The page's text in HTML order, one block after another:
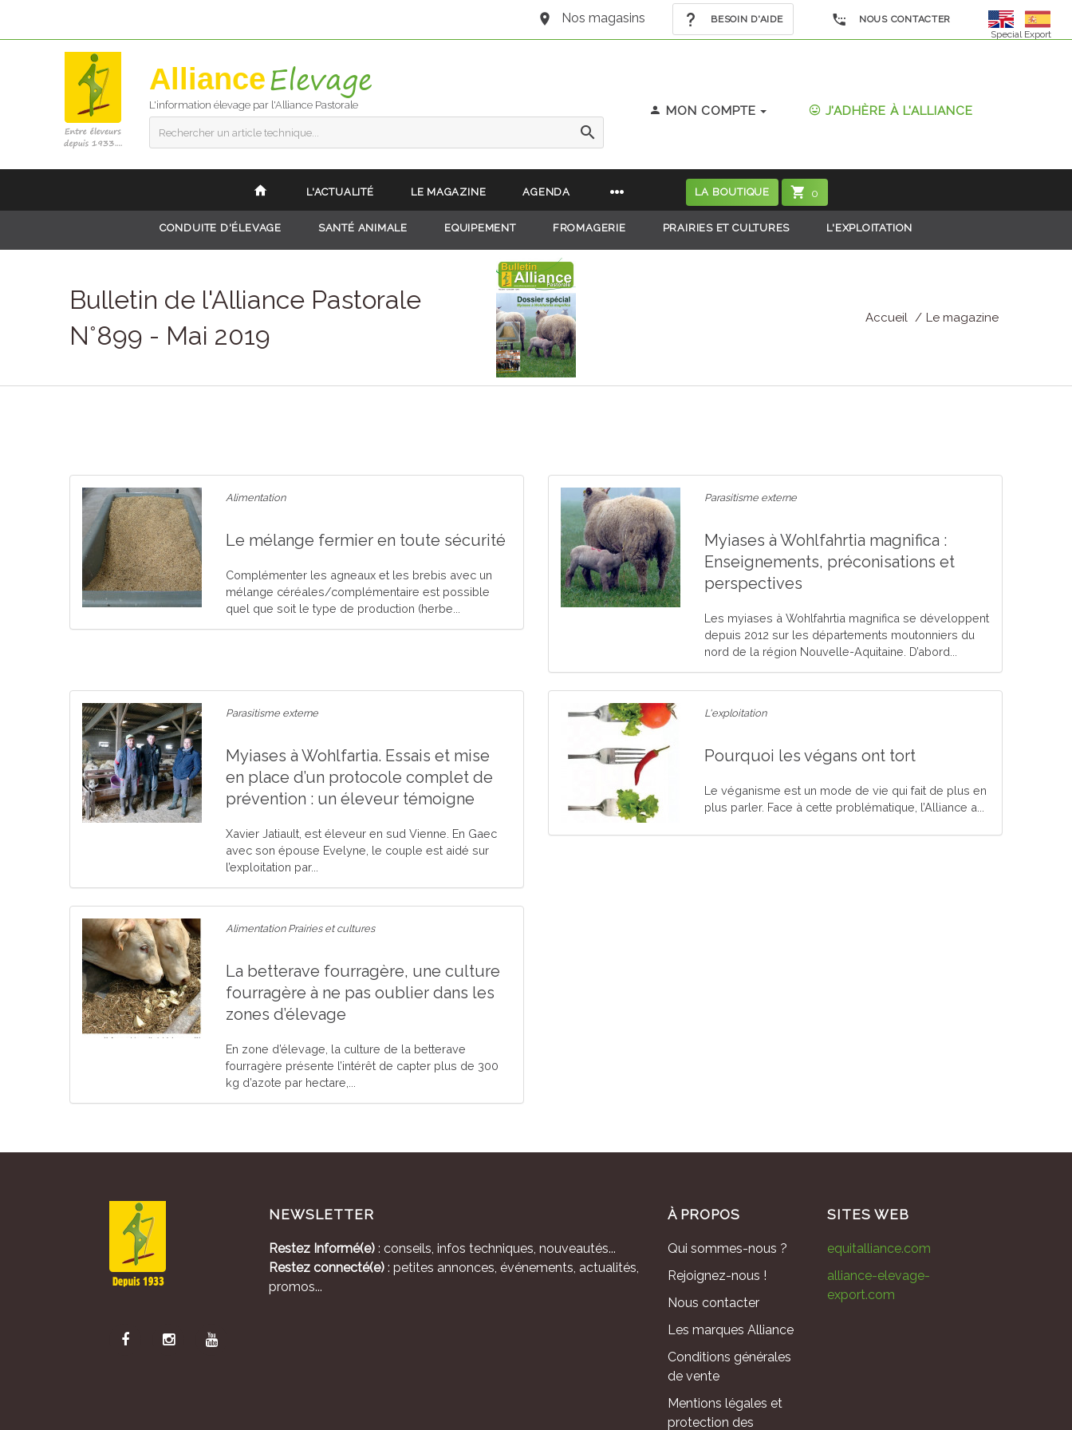
Nos magasins BESOIN D'AIDE
NOUS CONTACTER
Special Export
Alliance
L'information élevage par l'Alliance Pastorale
Rechercher un article technique...
MON COMPTE J'ADHÈRE À L'ALLIANCE
L'ACTUALITÉ LE MAGAZINE AGENDA LA BOUTIQUE 0
CONDUITE D'ÉLEVAGE SANTÉ ANIMALE EQUIPEMENT FROMAGERIE PRAIRIES ET CULTURES L'EXPLOITATION
Bulletin de l'Alliance Pastorale
N°899 - Mai 2019
Accueil Le magazine
Alimentation
Le mélange fermier en toute sécurité
Complémenter les agneaux et les brebis avec un
mélange céréales/complémentaire est possible
quel que soit le type de production (herbe...
Parasitisme externe
Myiases à Wohlfahrtia magnifica :
Enseignements, préconisations et
perspectives
Les myiases à Wohlfahrtia magnifica se développent
depuis 2012 sur les départements moutonniers du
nord de la région Nouvelle-Aquitaine. D’abord...
Parasitisme externe
Myiases à Wohlfartia. Essais et mise
en place d’un protocole complet de
prévention : un éleveur témoigne
Xavier Jatiault, est éleveur en sud Vienne. En Gaec
avec son épouse Evelyne, le couple est aidé sur
l’exploitation par...
L'exploitation
Pourquoi les végans ont tort
Le véganisme est un mode de vie qui fait de plus en
plus parler. Face à cette problématique, l’Alliance a...
Alimentation Prairies et cultures
La betterave fourragère, une culture
fourragère à ne pas oublier dans les
zones d’élevage
En zone d’élevage, la culture de la betterave
fourragère présente l’intérêt de capter plus de 300
kg d’azote par hectare,...
À PROPOS
Qui sommes-nous ?
Rejoignez-nous !
Nous contacter
Les marques Alliance
Conditions générales
de vente
Mentions légales et
protection des
SITES WEB
equitalliance.com
alliance-elevage-
export.com
NEWSLETTER
Restez Informé(e) : conseils, infos techniques, nouveautés...
Restez connecté(e) : petites annonces, événements, actualités,
promos...